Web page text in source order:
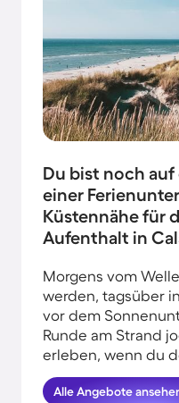
Du bist noch auf
einer
Küstennähe für
Aufenthalt in
Morgens vom
werden, tagsüber
vor dem
Runde am Strand
erleben, wenn du
Strandnähe in
HomeToGo hat für
Alle Angebote